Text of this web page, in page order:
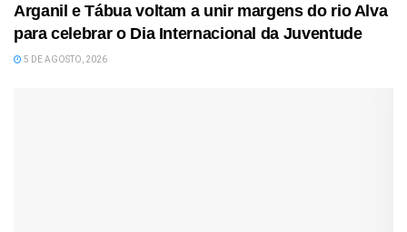
Arganil e Tábua voltam a unir margens do rio Alva
para celebrar o Dia Internacional da Juventude
5 DE AGOSTO, 2026